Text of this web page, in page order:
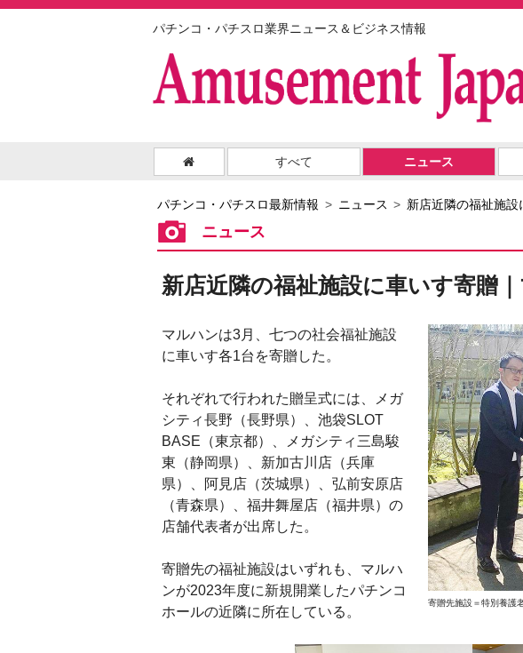
パチンコ・パチスロ業界ニュース＆ビジネス情報
すべて ニュース
パチンコ・パチスロ最新情報 ニュース 新店近隣の福祉施
ニュース
新店近隣の福祉施設に車いす寄贈
寄贈先施設＝特別養護
マルハンは3月、七つの社会福祉施設
に車いす各1台を寄贈した。
それぞれで行われた贈呈式には、メガ
シティ長野（長野県）、池袋SLOT
BASE（東京都）、メガシティ三島駿
東（静岡県）、新加古川店（兵庫
県）、阿見店（茨城県）、弘前安原店
（青森県）、福井舞屋店（福井県）の
店舗代表者が出席した。
寄贈先の福祉施設はいずれも、マルハ
ンが2023年度に新規開業したパチンコ
ホールの近隣に所在している。